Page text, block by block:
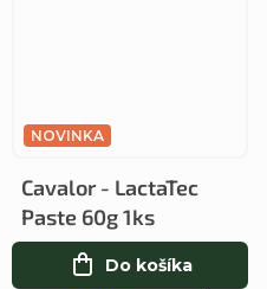
NOVINKA
Cavalor - LactaTec
Paste 60g 1ks
Do košíka